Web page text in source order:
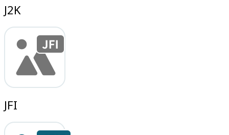
J2K
JFI